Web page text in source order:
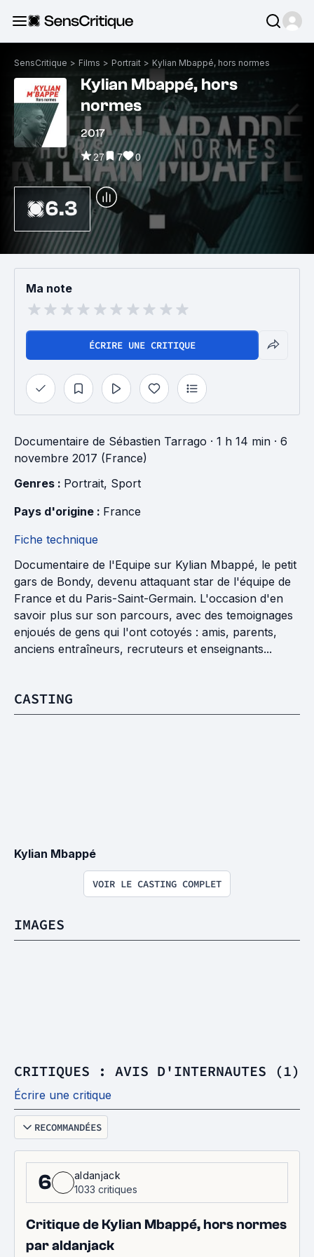
SensCritique > Films > Portrait > Kylian Mbappé, hors normes
Kylian Mbappé, hors
normes
2017
27 7 0
6.3
Ma note
ÉCRIRE UNE CRITIQUE
Documentaire de Sébastien Tarrago · 1 h 14 min · 6
novembre 2017 (France)
Genres : Portrait, Sport
Pays d'origine : France
Fiche technique
Documentaire de l'Equipe sur Kylian Mbappé, le petit
gars de Bondy, devenu attaquant star de l'équipe de
France et du Paris-Saint-Germain. L'occasion d'en
savoir plus sur son parcours, avec des temoignages
enjoués de gens qui l'ont cotoyés : amis, parents,
anciens entraîneurs, recruteurs et enseignants...
CASTING
Kylian Mbappé
VOIR LE CASTING COMPLET
IMAGES
CRITIQUES : AVIS D'INTERNAUTES (1)
Écrire une critique
RECOMMANDÉES
6
aldanjack
1033 critiques
Critique de Kylian Mbappé, hors normes
par aldanjack